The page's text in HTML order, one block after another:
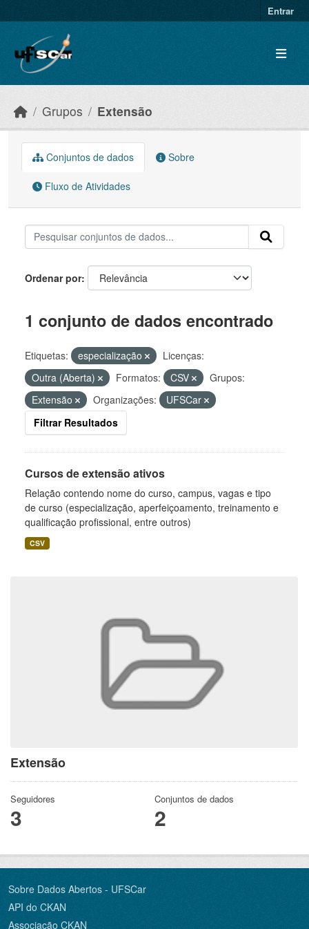
Entrar
Grupos Extensão
Extensão
Seguidores
3
Conjuntos de dados
2
Conjuntos de dados Sobre
Fluxo de Atividades
Ordenar por
1 conjunto de dados encontrado
Etiquetas: especialização
Licenças:
Outra (Aberta)
Formatos: CSV
Grupos:
Extensão
Organizações:
UFSCar
Filtrar Resultados
Cursos de extensão ativos
Relação contendo nome do curso, campus, vagas e tipo
de curso (especialização, aperfeiçoamento, treinamento e
qualificação profissional, entre outros)
CSV
Sobre Dados Abertos - UFSCar
API do CKAN
Associação CKAN